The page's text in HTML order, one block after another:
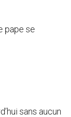
pape se
sans aucun